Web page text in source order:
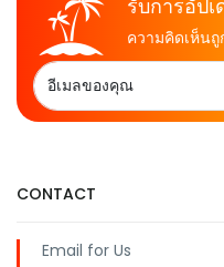
รับการอัป
ความคิดเห็น
CONTACT
Email for Us